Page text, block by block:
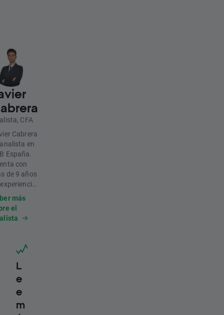
CFA
Cabrera
en
España.
con
de 9 años
el 10%
de su
más
el
L
e
e
m